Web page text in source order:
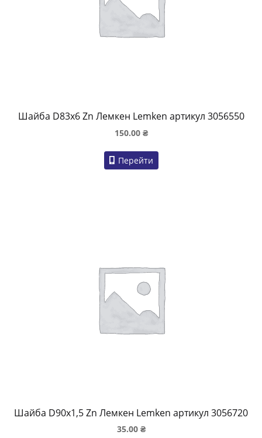
Шайба D83x6 Zn Лемкен Lemken артикул 3056550
150.00 ₴
Перейти
Шайба D90x1,5 Zn Лемкен Lemken артикул 3056720
35.00 ₴